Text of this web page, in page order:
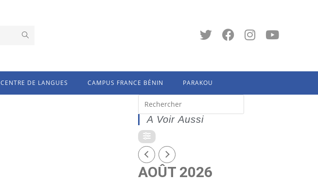
CENTRE DE LANGUES CAMPUS FRANCE BÉNIN PARAKOU
A Voir Aussi
AOÛT 2026